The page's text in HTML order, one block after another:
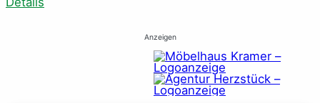
Anzeigen